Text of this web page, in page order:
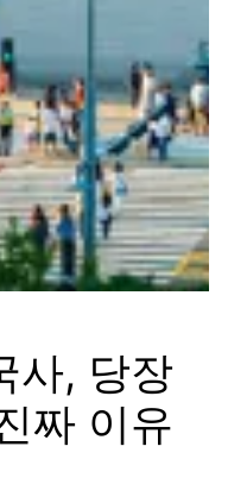
사, 당장
짜 이유